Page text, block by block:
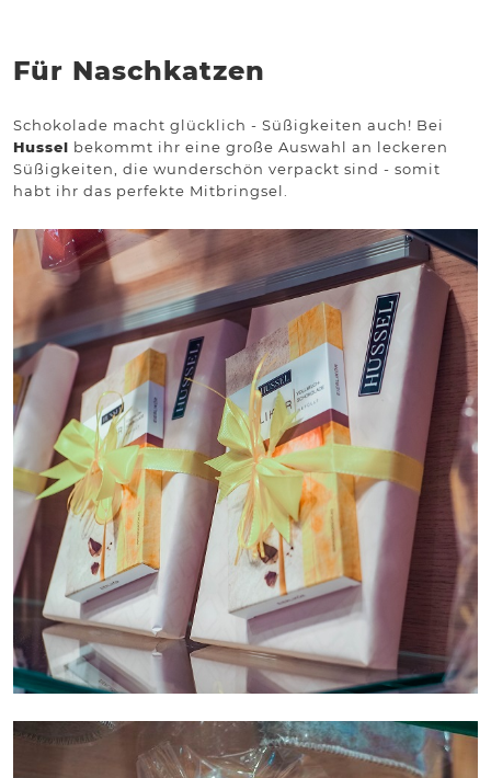
Für Naschkatzen
Schokolade macht glücklich - Süßigkeiten auch! Bei
Hussel bekommt ihr eine große Auswahl an leckeren
Süßigkeiten, die wunderschön verpackt sind - somit
habt ihr das perfekte Mitbringsel.